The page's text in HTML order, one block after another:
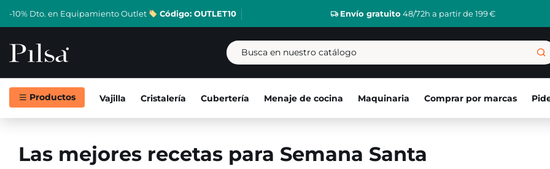
-10% Dto. en Equipamiento Outlet Código: OUTLET10 Envío gratuito 48/72h a partir de 199 €
Productos Vajilla Cristalería Cubertería Menaje de cocina Maquinaria Comprar por marcas
SkipLas mejores recetas para Semana Santa